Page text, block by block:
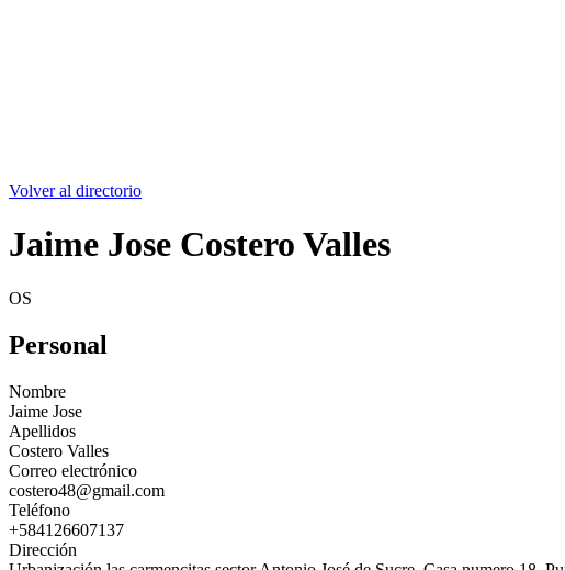
Volver al directorio
Jaime Jose Costero Valles
OS
Personal
Nombre
Jaime Jose
Apellidos
Costero Valles
Correo electrónico
costero48@gmail.com
Teléfono
+584126607137
Dirección